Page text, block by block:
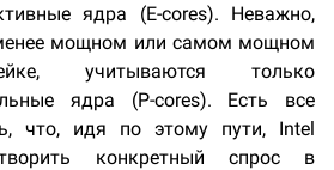
ядра (E-cores). Неважно,
мощном или самом мощном
учитываются только
ядра (P-cores). Есть все
что, идя по этому пути, Intel
конкретный спрос в